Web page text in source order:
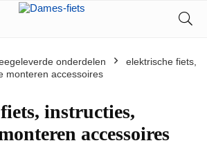
onderdelen
‎elektrische fiets,
monteren accessoires
instructies,
accessoires